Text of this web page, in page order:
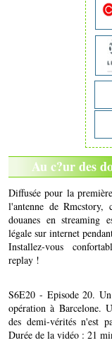
Au c?ur des
Diffusée pour la
l'antenne de
douanes en streaming
légale sur internet
Installez-vous
replay !
S6E20 - Episode 20.
opération à Barcelone.
des demi-vérités n'est
Durée de la vidéo : 21